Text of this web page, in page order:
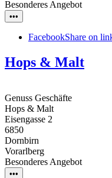
Besonderes Angebot
•••
FacebookShare on
Hops & Malt
Genuss Geschäfte
Hops & Malt
Eisengasse 2
6850
Dornbirn
Vorarlberg
Besonderes Angebot
•••